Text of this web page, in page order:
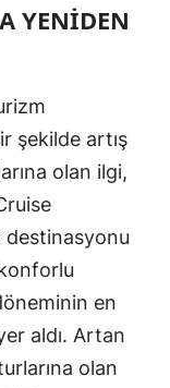
YENIDEN
şekilde artış
olan ilgi,
destinasyonu
en
aldı. Artan
olan